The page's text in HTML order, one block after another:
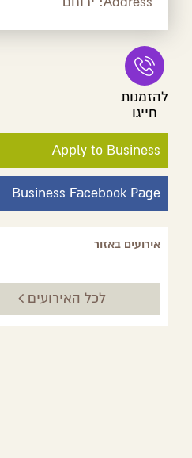
להזמנות
חייגו
Apply to Business
Business Facebook Page
אירועים באזור
לכל האירועים